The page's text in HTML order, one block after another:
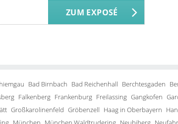
ZUM EXPOSÉ
Bad Birnbach Bad Reichenhall Berchtesgaden
Falkenberg Frankenburg Freilassing Gangkofen
Großkarolinenfeld Gröbenzell Haag in Oberbayern